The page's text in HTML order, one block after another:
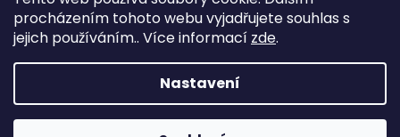
procházením tohoto webu vyjadřujete souhlas s
jejich používáním.. Více informací zde.
Nastavení
Vytvořil Shoptet
Podle zákona o evidenci tržeb je prodávající povinen vystavit
kupujícímu účtenku. Zároveň je povinen zaevidovat přijatou
tržbu u správce daně online; v případě technického výpadku